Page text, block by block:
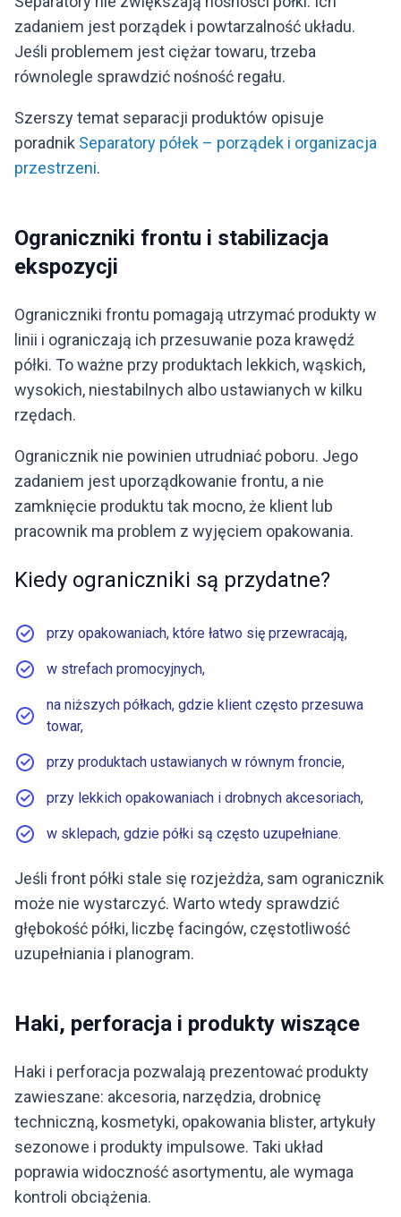
zadaniem jest porządek i powtarzalność układu.
Jeśli problemem jest ciężar towaru, trzeba
równolegle sprawdzić nośność regału.
Szerszy temat separacji produktów opisuje
poradnik Separatory półek – porządek i organizacja
przestrzeni.
Ograniczniki frontu i stabilizacja
ekspozycji
Ograniczniki frontu pomagają utrzymać produkty w
linii i ograniczają ich przesuwanie poza krawędź
półki. To ważne przy produktach lekkich, wąskich,
wysokich, niestabilnych albo ustawianych w kilku
rzędach.
Ogranicznik nie powinien utrudniać poboru. Jego
zadaniem jest uporządkowanie frontu, a nie
zamknięcie produktu tak mocno, że klient lub
pracownik ma problem z wyjęciem opakowania.
Kiedy ograniczniki są przydatne?
przy opakowaniach, które łatwo się przewracają,
w strefach promocyjnych,
na niższych półkach, gdzie klient często przesuwa
towar,
przy produktach ustawianych w równym froncie,
przy lekkich opakowaniach i drobnych akcesoriach,
w sklepach, gdzie półki są często uzupełniane.
Jeśli front półki stale się rozjeżdża, sam ogranicznik
może nie wystarczyć. Warto wtedy sprawdzić
głębokość półki, liczbę facingów, częstotliwość
uzupełniania i planogram.
Haki, perforacja i produkty wiszące
Haki i perforacja pozwalają prezentować produkty
zawieszane: akcesoria, narzędzia, drobnicę
techniczną, kosmetyki, opakowania blister, artykuły
sezonowe i produkty impulsowe. Taki układ
poprawia widoczność asortymentu, ale wymaga
kontroli obciążenia.